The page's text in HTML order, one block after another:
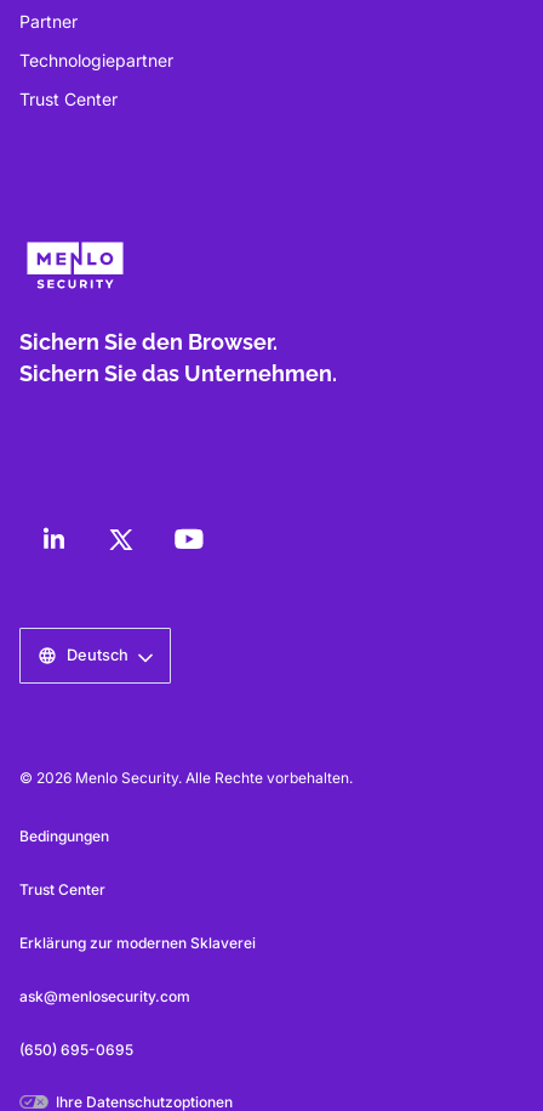
Partner
Technologiepartner
Trust Center
Sichern Sie den Browser.
Sichern Sie das Unternehmen.
Deutsch
© 2026 Menlo Security. Alle Rechte vorbehalten.
Bedingungen
Trust Center
Erklärung zur modernen Sklaverei
ask@menlosecurity.com
(650) 695-0695
Ihre Datenschutzoptionen